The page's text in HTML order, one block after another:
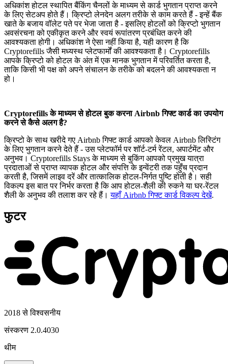
अधिकांश होटल स्थापित बैंकिंग चैनलों के माध्यम से कार्ड भुगतान प्राप्त करने
के लिए सेटअप होते हैं। क्रिप्टो लेनदेन अलग तरीके से काम करते हैं - इन्हें बैंक
खाते के बजाय वॉलेट पते पर भेजा जाता है - इसलिए होटलों को क्रिप्टो भुगतान
अवसंरचना को एकीकृत करने और स्वयं रूपांतरण प्रबंधित करने की
आवश्यकता होगी। अधिकांश ने ऐसा नहीं किया है, यही कारण है कि
Cryptorefills जैसी मध्यस्थ प्लेटफार्मों की आवश्यकता है। Cryptorefills
आपके क्रिप्टो को होटल के अंत में एक मानक भुगतान में परिवर्तित करता है,
ताकि किसी भी पक्ष को अपने संचालन के तरीके को बदलने की आवश्यकता न
हो।
Cryptorefills के माध्यम से होटल बुक करना Airbnb गिफ्ट कार्ड का उपयोग
करने से कैसे अलग है?
क्रिप्टो के साथ खरीदे गए Airbnb गिफ्ट कार्ड आपको केवल Airbnb लिस्टिंग
के लिए भुगतान करने देते हैं - उस प्लेटफॉर्म पर शॉर्ट-टर्म रेंटल, अपार्टमेंट और
अनुभव। Cryptorefills Stays के माध्यम से बुकिंग आपको प्रमुख यात्रा
प्रदाताओं से प्राप्त व्यापक होटल और संपत्ति के इन्वेंटरी तक पहुँच प्रदान
करती है, जिसमें लाइव दरें और तात्कालिक होटल-निर्गत पुष्टि होती है। सही
विकल्प इस बात पर निर्भर करता है कि आप होटल-शैली की रुकने या घर-रेंटल
शैली के अनुभव की तलाश कर रहे हैं।यहाँ Airbnb गिफ्ट कार्ड विकल्प देखें.
फुटर
2018 से विश्वसनीय
संस्करण 2.0.4030
थीम